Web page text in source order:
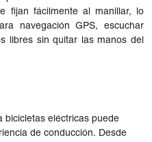
fijan fácilmente al manillar, lo
navegación GPS, escuchar
libres sin quitar las manos del
bicicletas eléctricas puede
de conducción. Desde